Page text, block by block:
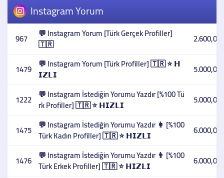
Instagram Yorum
967 💬 Instagram Yorum [Türk Gerçek Profiller]
🇹🇷 2.600,00
1479 💬 Instagram Yorum [Türk Profiller] 🇹🇷 ⭐ 𝗛
𝗜𝗭𝗟𝗜 5.000,00
1222 💬 Instagram İstediğin Yorumu Yazdır [%100 Tü
rk Profiller] 🇹🇷 ⭐ 𝗛𝗜𝗭𝗟𝗜 5.000,00
1475 💬 Instagram İstediğin Yorumu Yazdır 👩 [%100
Türk Kadın Profiller] 🇹🇷 ⭐ 𝗛𝗜𝗭𝗟𝗜 6.000,00
1476 💬 Instagram İstediğin Yorumu Yazdır 👨 [%100
Türk Erkek Profiller] 🇹🇷 ⭐ 𝗛𝗜𝗭𝗟𝗜 6.000,00